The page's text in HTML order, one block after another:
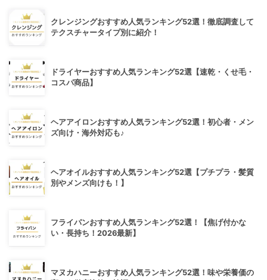
クレンジングおすすめ人気ランキング52選！徹底調査して
テクスチャータイプ別に紹介！
ドライヤーおすすめ人気ランキング52選【速乾・くせ毛・
コスパ商品】
ヘアアイロンおすすめ人気ランキング52選！初心者・メン
ズ向け・海外対応も♪
ヘアオイルおすすめ人気ランキング52選【プチプラ・髪質
別やメンズ向けも！】
フライパンおすすめ人気ランキング52選！【焦げ付かな
い・長持ち！2026最新】
マヌカハニーおすすめ人気ランキング52選！味や栄養価の